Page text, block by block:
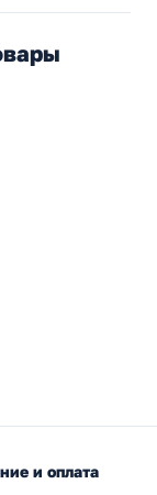
и оплата